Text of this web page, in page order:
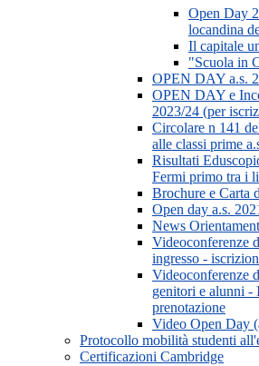
Open Day
locandina
Il capitale
"Scuola in
OPEN DAY a.s.
OPEN DAY e
2023/24 (per
Circolare n 141
alle classi prime
Risultati
Fermi primo tra i
Brochure e Carta
Open day a.s.
News
Videoconferenze
ingresso -
Videoconferenze
genitori e alunni -
prenotazione
Video Open Day
Protocollo mobilità studenti
Certificazioni Cambridge